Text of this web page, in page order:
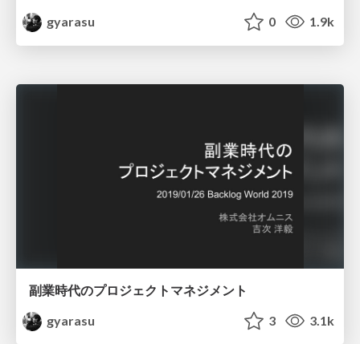
gyarasu
0 1.9k
副業時代のプロジェクトマネジメント
gyarasu
3 3.1k